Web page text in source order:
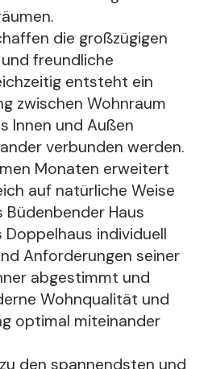
die großzügigen
freundliche
entsteht ein
zwischen Wohnraum
Innen und Außen
verbunden werden.
Monaten erweitert
auf natürliche Weise
Büdenbender Haus
individuell
Anforderungen seiner
abgestimmt und
Wohnqualität und
optimal miteinander
den spannendsten und